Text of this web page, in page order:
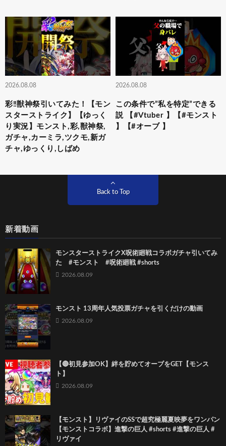
2026.08.08
彩‼獣神祭引いてみた！【モン
スターストライク】【ゆっく
り実況】モンスト,彩,獣神祭,
ガチャ,カーミラ,ツクモ,新ガ
チャ,ゆっくり,しばめ
2026.08.08
この条件で”私を特定”できる
説 【#Vtuber 】【#モンスト
】【#オーブ 】
Back to Top
新着動画
モンスターストライクX呪術廻戦コラボガチャ引いてみ
た #モンスト #呪術廻戦 #shorts
2026.08.09
モンスト 13周年人気投票ガチャを引くだけの動画
2026.08.09
【🔴初見参加OK】絆を貯めてオーブをGET【モンス
ト】
2026.08.09
【モンスト】リヴァイのSSで超究極麗夏映夢を ワンパン
【モンストコラボ】進撃の巨人 #shorts #進撃の巨人 #
リヴァイ